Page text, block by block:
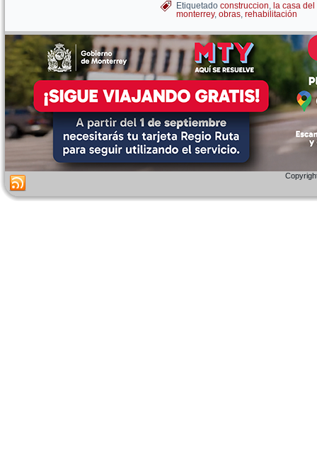
Etiquetado construccion, la casa
monterrey, obras, rehabilitación